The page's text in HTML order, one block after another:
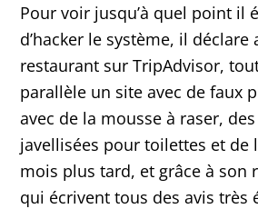
Pour voir jusqu’à quel point il
d’hacker le système, il
restaurant sur TripAdvisor,
parallèle un site avec de faux
avec de la mousse à raser,
javellisées pour toilettes et de
mois plus tard, et grâce à son
qui écrivent tous des avis très